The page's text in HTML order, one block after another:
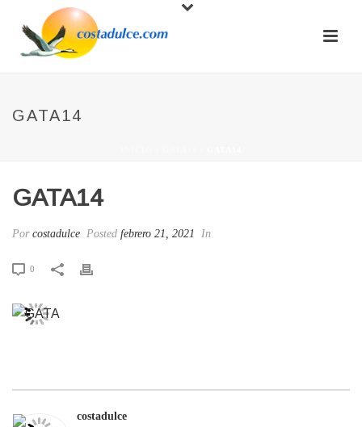
GATA14
GATA14
Por costadulce Posted febrero 21, 2021 In
0
costadulce